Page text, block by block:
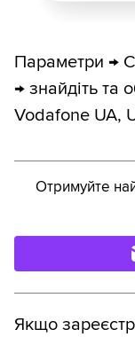
Параметри →
→ знайдіть та
Vodafone UA,
Отримуйте
Якщо